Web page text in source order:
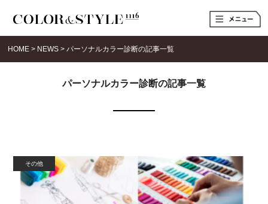
t
o
e
n
HOME > NEWS >パーソナルカラー診断の記事一覧
パーソナルカラー診断の記事一覧
その他